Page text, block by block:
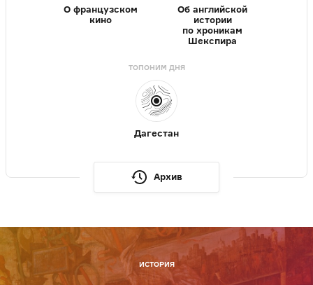
О французском
кино
Об английской
истории
по хроникам
Шекспира
ТОПОНИМ ДНЯ
Дагестан
Архив
ИСТОРИЯ